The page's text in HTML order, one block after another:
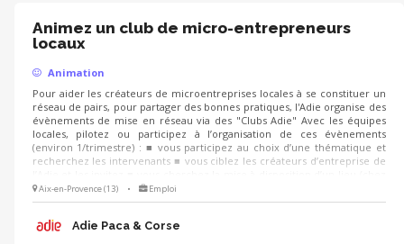
Animez un club de micro-entrepreneurs
locaux
Animation
Pour aider les créateurs de microentreprises locales à se constituer un
réseau de pairs, pour partager des bonnes pratiques, l'Adie organise des
évènements de mise en réseau via des "Clubs Adie" Avec les équipes
locales, pilotez ou participez à l’organisation de ces évènements
(environ 1/trimestre) : ■ vous participez au choix d’une thématique et
recherchez les intervenants ■ vous ciblez les créateurs d’entreprise de
un partenaire, un client...) et préparez la logistique LE JOUR J, vous
pouvez co-animer les échanges, recueillir la satisfaction et les attentes
Aix-en-Provence (13) • Emploi
Adie Paca & Corse